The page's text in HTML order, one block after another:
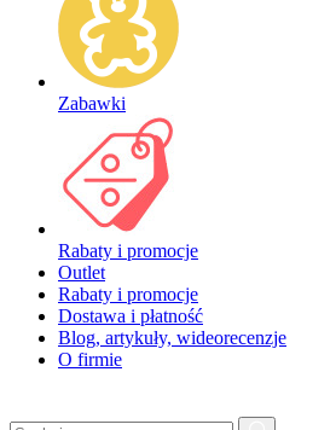
Zabawki
Rabaty i promocje
Outlet
Rabaty i promocje
Dostawa i płatność
Blog, artykuły, wideorecenzje
O firmie